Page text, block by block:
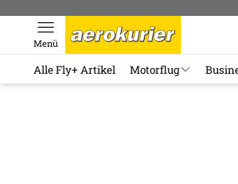
Menü
Alle Fly+ Artikel Motorflug